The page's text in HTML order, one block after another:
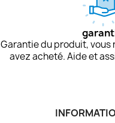
Garantie du produit, vous
avez acheté. Aide et